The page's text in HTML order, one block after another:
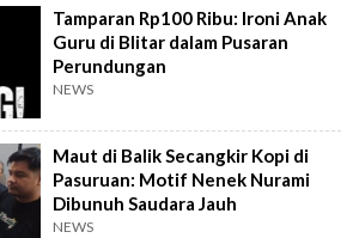
Tamparan Rp100 Ribu: Ironi Anak
Guru di Blitar dalam Pusaran
Perundungan
NEWS
Maut di Balik Secangkir Kopi di
Pasuruan: Motif Nenek Nurami
Dibunuh Saudara Jauh
NEWS